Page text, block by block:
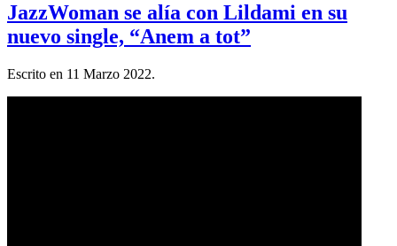
JazzWoman se alía con Lildami en su
nuevo single, “Anem a tot”
Escrito en 11 Marzo 2022.